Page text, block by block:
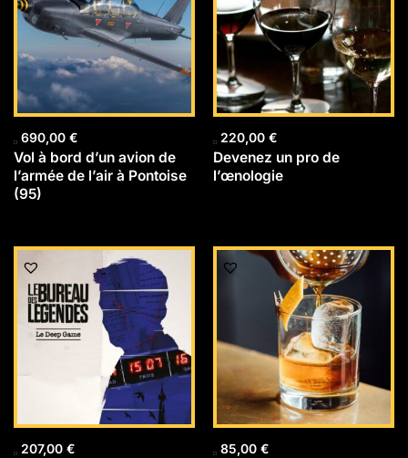
690,00 €
Vol à bord d’un avion de
l’armée de l’air à Pontoise
(95)
220,00 €
Devenez un pro de
l’œnologie
207,00 € 85,00 €